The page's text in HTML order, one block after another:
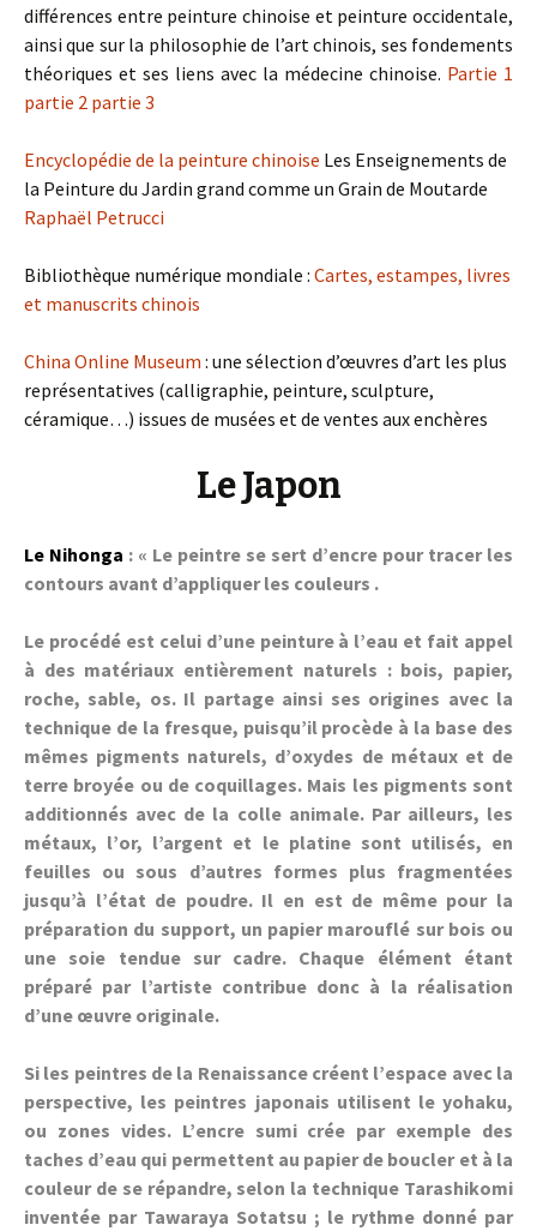
différences entre peinture chinoise et peinture occidentale,
ainsi que sur la philosophie de l’art chinois, ses fondements
théoriques et ses liens avec la médecine chinoise. Partie 1
partie 2 partie 3
Encyclopédie de la peinture chinoise Les Enseignements de
la Peinture du Jardin grand comme un Grain de Moutarde
Raphaël Petrucci
Bibliothèque numérique mondiale : Cartes, estampes, livres
et manuscrits chinois
China Online Museum : une sélection d’œuvres d’art les plus
représentatives (calligraphie, peinture, sculpture,
céramique…) issues de musées et de ventes aux enchères
Le Japon
Le Nihonga : « Le peintre se sert d’encre pour tracer les
contours avant d’appliquer les couleurs .
Le procédé est celui d’une peinture à l’eau et fait appel
à des matériaux entièrement naturels : bois, papier,
roche, sable, os. Il partage ainsi ses origines avec la
technique de la fresque, puisqu’il procède à la base des
mêmes pigments naturels, d’oxydes de métaux et de
terre broyée ou de coquillages. Mais les pigments sont
additionnés avec de la colle animale. Par ailleurs, les
métaux, l’or, l’argent et le platine sont utilisés, en
feuilles ou sous d’autres formes plus fragmentées
jusqu’à l’état de poudre. Il en est de même pour la
préparation du support, un papier marouflé sur bois ou
une soie tendue sur cadre. Chaque élément étant
préparé par l’artiste contribue donc à la réalisation
d’une œuvre originale.
Si les peintres de la Renaissance créent l’espace avec la
perspective, les peintres japonais utilisent le yohaku,
ou zones vides. L’encre sumi crée par exemple des
taches d’eau qui permettent au papier de boucler et à la
couleur de se répandre, selon la technique Tarashikomi
inventée par Tawaraya Sotatsu ; le rythme donné par